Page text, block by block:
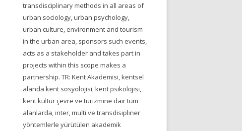
transdisciplinary methods in all areas of
urban sociology, urban psychology,
urban culture, environment and tourism
in the urban area, sponsors such events,
acts as a stakeholder and takes part in
projects within this scope makes a
partnership. TR: Kent Akademisi, kentsel
alanda kent sosyolojisi, kent psikolojisi,
kent kültür çevre ve turizmine dair tüm
alanlarda, inter, multi ve transdisipliner
yöntemlerle yürütülen akademik